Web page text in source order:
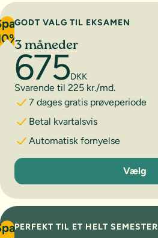
GODT VALG TIL EKSAMEN
3 måneder
675DKK
Svarende til 225 kr./md.
7 dages gratis prøveperiode
Betal kvartalsvis
Automatisk fornyelse
3 måneder
Vælg
PERFEKT TIL ET HELT SEMESTER